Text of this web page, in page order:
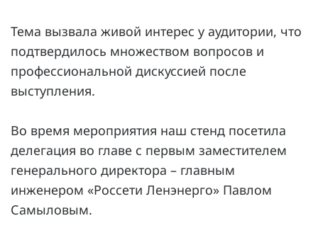
Тема вызвала живой интерес у аудитории, что
подтвердилось множеством вопросов и
профессиональной дискуссией после
выступления.
Во время мероприятия наш стенд посетила
делегация во главе с первым заместителем
генерального директора – главным
инженером «Россети Ленэнерго» Павлом
Самыловым.